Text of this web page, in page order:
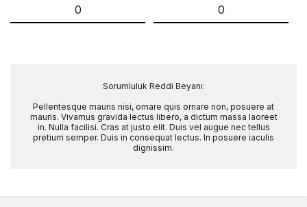
0 0
Sorumluluk Reddi Beyanı:
Pellentesque mauris nisi, ornare quis ornare non, posuere at
mauris. Vivamus gravida lectus libero, a dictum massa laoreet
in. Nulla facilisi. Cras at justo elit. Duis vel augue nec tellus
pretium semper. Duis in consequat lectus. In posuere iaculis
dignissim.